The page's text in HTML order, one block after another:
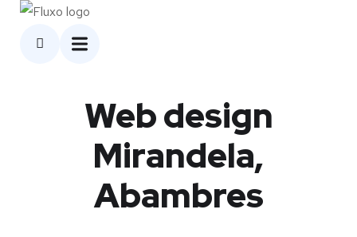
Web design
Mirandela,
Abambres